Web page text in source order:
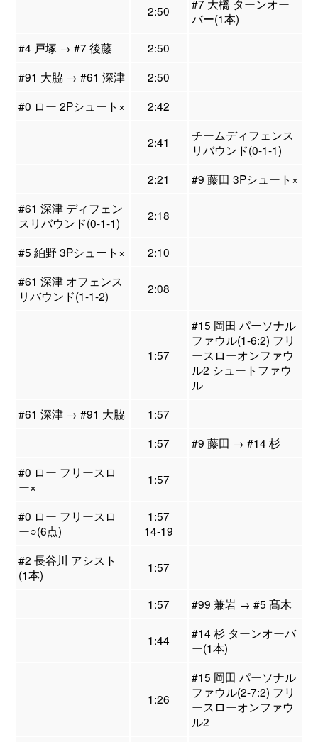
2:50
#7 大橋 ターンオー
バー(1本)
#4 戸塚 → #7 後藤
2:50
#91 大脇 → #61 深津
2:50
#0 ロー 2Pシュート×
2:42
2:41
チームディフェンス
リバウンド(0-1-1)
2:21
#9 藤田 3Pシュート×
#61 深津 ディフェン
スリバウンド(0-1-1)
2:18
#5 絈野 3Pシュート×
2:10
#61 深津 オフェンス
リバウンド(1-1-2)
2:08
1:57
#15 岡田 パーソナル
ファウル(1-6:2) フリ
ースローオンファウ
ル2 シュートファウ
ル
#61 深津 → #91 大脇
1:57
1:57
#9 藤田 → #14 杉
#0 ロー フリースロ
ー×
1:57
#0 ロー フリースロ
ー○(6点)
1:57
14-19
#2 長谷川 アシスト
(1本)
1:57
1:57 #99 兼岩 → #5 髙木
1:44
#14 杉 ターンオーバ
ー(1本)
1:26
#15 岡田 パーソナル
ファウル(2-7:2) フリ
ースローオンファウ
ル2